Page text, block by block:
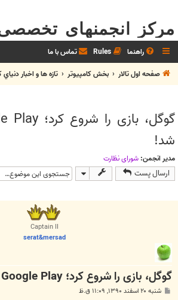
مرکز انجمنهای
راهنما Rules تماس با ما
صفحه اول تالار
بخش كامپيوتر تازه ها و اخبار دنياي
شد!
مدیر انجمن: شوراي نظارت
ارسال پست
Captain II
serat&mersad
گوگل، بازی را شروع کرد؛ Google Play معرفی شد!
شنبه ۲۰ اسفند ۱۳۹۰, ۱۱:۰۹ ق.ظ